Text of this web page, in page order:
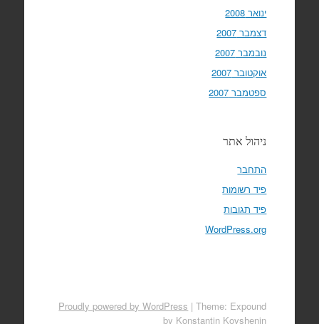
ינואר 2008
דצמבר 2007
נובמבר 2007
אוקטובר 2007
ספטמבר 2007
ניהול אתר
התחבר
פיד רשומות
פיד תגובות
WordPress.org
Proudly powered by WordPress |Theme: Expound
by Konstantin Kovshenin